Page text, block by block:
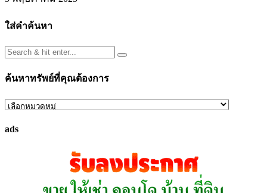
ใส่คำค้นหา
ค้นหาทรัพย์ที่คุณต้องการ
ค้นหา
ที่
ads